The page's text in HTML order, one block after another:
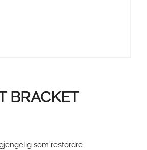
BRACKET
som restordre